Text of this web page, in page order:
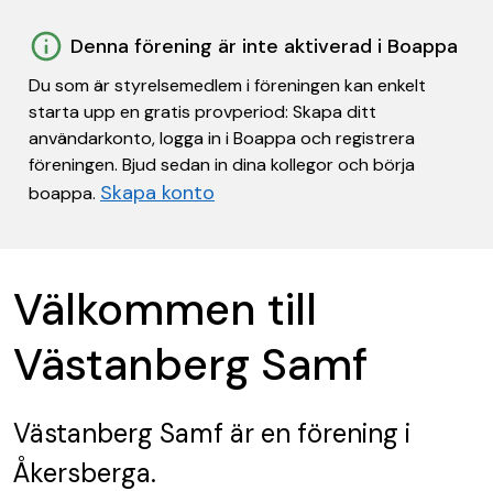
Denna förening är inte aktiverad i Boappa
Du som är styrelsemedlem i föreningen kan enkelt
starta upp en gratis provperiod: Skapa ditt
användarkonto, logga in i Boappa och registrera
föreningen. Bjud sedan in dina kollegor och börja
boappa. Skapa konto
Välkommen till
Västanberg Samf
Västanberg Samf är en förening i
Åkersberga.